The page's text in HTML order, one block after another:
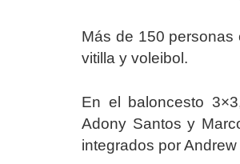
Más de 150
vitilla y voleibol.
En el baloncesto
Adony Santos y
integrados por